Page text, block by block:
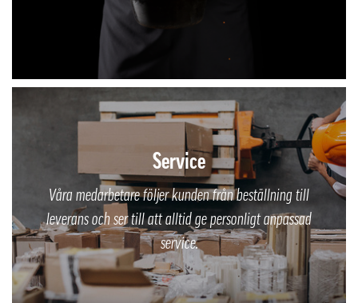
Service
Våra medarbetare följer kunden från beställning till
leverans och ser till att alltid ge personligt anpassad
service.